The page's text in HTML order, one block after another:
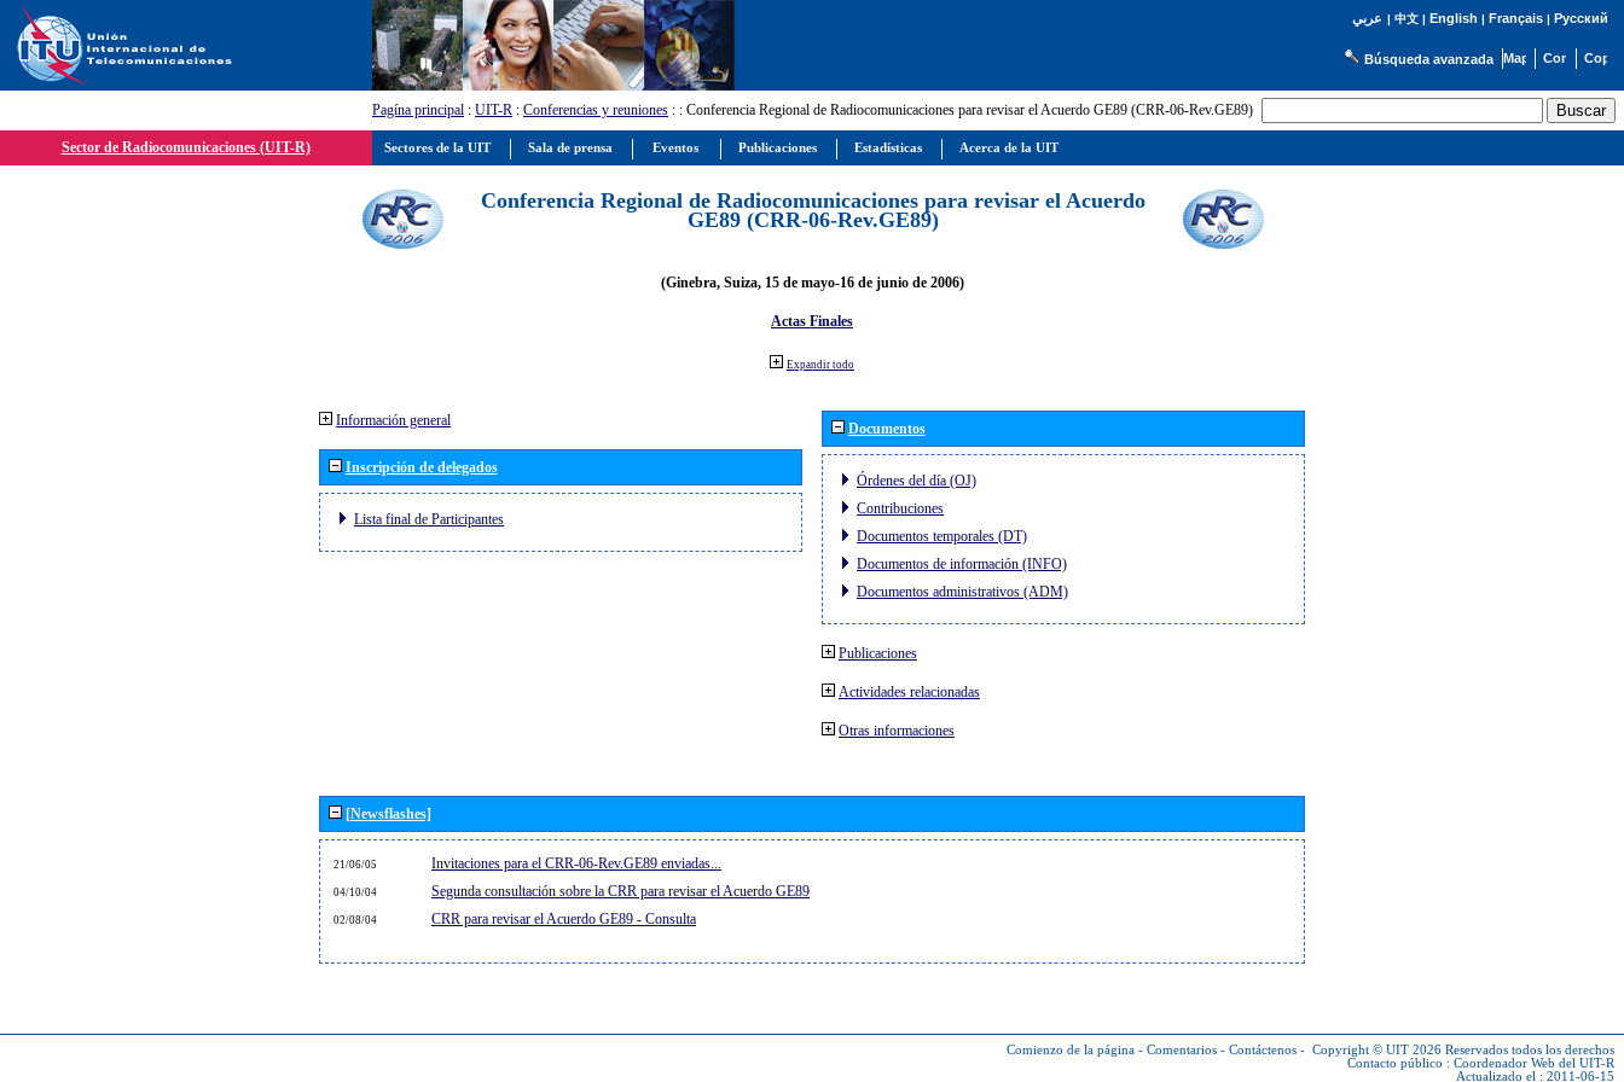
عربي | 中文| English | Français| Русский
Búsqueda avanzada
Pagína principal : UIT-R : Conferencias y reuniones : : Conferencia Regional de Radiocomunicaciones para revisar el Acuerdo GE89 (CRR-06-Rev.GE89)
Sector de Radiocomunicaciones (UIT-R)
Conferencia Regional de Radiocomunicaciones para revisar el Acuerdo
GE89 (CRR-06-Rev.GE89)
(Ginebra, Suiza, 15 de mayo-16 de junio de 2006)
Actas Finales
Expandir todo
Información general
Inscripción de delegados
Lista final de Participantes
Documentos
Órdenes del día (OJ)
Contribuciones
Documentos temporales (DT)
Documentos de información (INFO)
Documentos administrativos (ADM)
Publicaciones
Actividades relacionadas
Otras informaciones
[Newsflashes]
21/06/05 Invitaciones para el CRR-06-Rev.GE89 enviadas...
04/10/04 Segunda consultación sobre la CRR para revisar el Acuerdo GE89
02/08/04 CRR para revisar el Acuerdo GE89 - Consulta
Comienzo de la página - Comentarios - Contáctenos - Copyright © UIT 2026 Reservados todos los derechos
Contacto público : Coordenador Web del UIT-R
Actualizado el : 2011-06-15
Sectores de la UIT Sala de prensa Eventos Publicaciones Estadísticas Acerca de la UIT